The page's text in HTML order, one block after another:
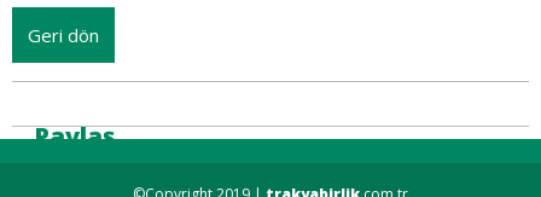
Geri dön
Paylaş